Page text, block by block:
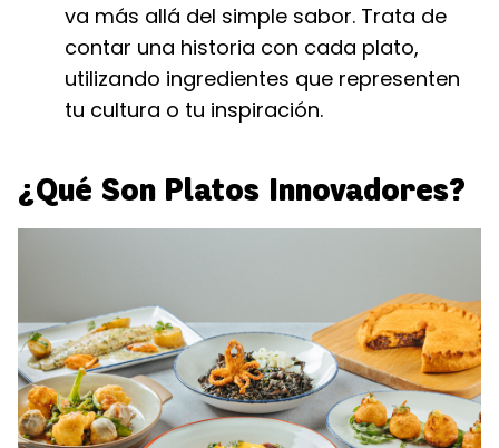
va más allá del simple sabor. Trata de
contar una historia con cada plato,
utilizando ingredientes que representen
tu cultura o tu inspiración.
¿Qué Son Platos Innovadores?